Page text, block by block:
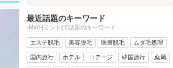
最近話題のキーワード
-Mint-[ミント]で話題のキーワード
エステ脱毛 美容脱毛 医療脱毛 ムダ毛処理
国内旅行 ホテル コテージ 韓国旅行 薬局